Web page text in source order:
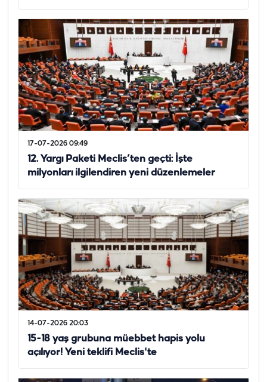
17-07-2026 09:49
12. Yargı Paketi Meclis’ten geçti: İşte
milyonları ilgilendiren yeni düzenlemeler
14-07-2026 20:03
15-18 yaş grubuna müebbet hapis yolu
açılıyor! Yeni teklifi Meclis'te